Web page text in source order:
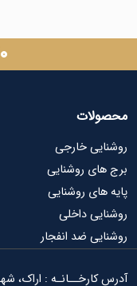
خارجی
روشنایی
روشنایی
داخلی
ضد انفجار